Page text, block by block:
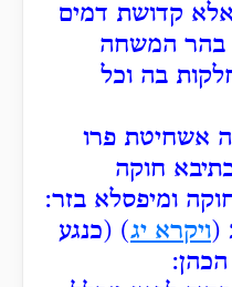
קדושת דמים
בהר המשחה
בה וכל
אשחיטת פרו
חוקה
ומיפסלא בזר:
(ויקרא יג) (כנגע